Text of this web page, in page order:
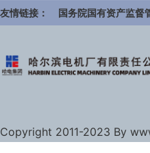
友情链接： 国务院国有资产监督
Copyright 2011-2023 By